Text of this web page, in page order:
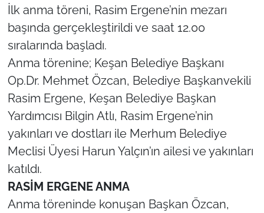
İlk anma töreni, Rasim Ergene’nin mezarı
başında gerçekleştirildi ve saat 12.00
sıralarında başladı.
Anma törenine; Keşan Belediye Başkanı
Op.Dr. Mehmet Özcan, Belediye Başkanvekili
Rasim Ergene, Keşan Belediye Başkan
Yardımcısı Bilgin Atlı, Rasim Ergene’nin
yakınları ve dostları ile Merhum Belediye
Meclisi Üyesi Harun Yalçın’ın ailesi ve yakınları
katıldı.
RASİM ERGENE ANMA
Anma töreninde konuşan Başkan Özcan,
KIRKLARELİ
ÇANAKKALE
TÜRKİYE
Bölge
Güvenlik
Genel
Politika